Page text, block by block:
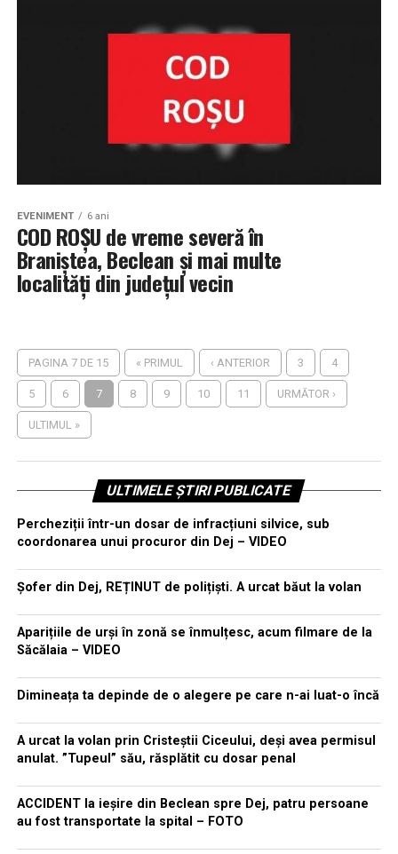
EVENIMENT 6 ani
COD ROȘU de vreme severă în
Braniștea, Beclean și mai multe
localități din județul vecin
PAGINA 7 DE 15 « PRIMUL ‹ ANTERIOR 3 4
5 6 7 8 9 10 11 URMĂTOR ›
ULTIMUL »
ULTIMELE ȘTIRI PUBLICATE
Percheziții într-un dosar de infracțiuni silvice, sub
coordonarea unui procuror din Dej – VIDEO
Șofer din Dej, REȚINUT de polițiști. A urcat băut la volan
Aparițiile de urși în zonă se înmulțesc, acum filmare de la
Săcălaia – VIDEO
Dimineața ta depinde de o alegere pe care n-ai luat-o încă
A urcat la volan prin Cristeștii Ciceului, deși avea permisul
anulat. ”Tupeul” său, răsplătit cu dosar penal
ACCIDENT la ieșire din Beclean spre Dej, patru persoane
au fost transportate la spital – FOTO